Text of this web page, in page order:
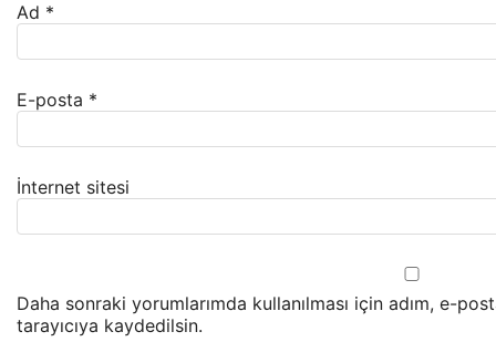
Ad *
E-posta *
İnternet sitesi
Daha sonraki yorumlarımda kullanılması için adım, e-
tarayıcıya kaydedilsin.